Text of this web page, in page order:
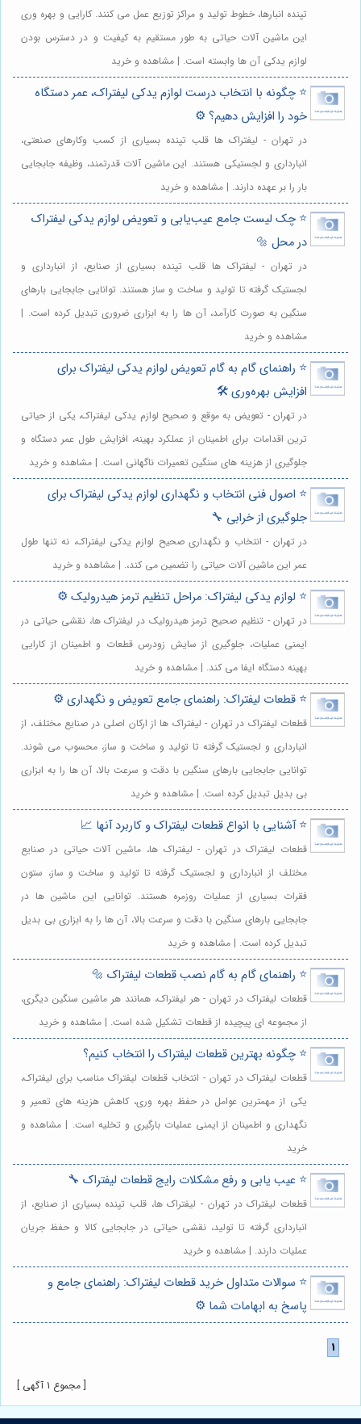
تپنده انبارها، خطوط تولید و مراکز توزیع عمل می کنند. کارایی و بهره وری
این ماشین آلات حیاتی به طور مستقیم به کیفیت و در دسترس بودن
لوازم یدکی آن ها وابسته است. | مشاهده و خرید
⭐️ چگونه با انتخاب درست لوازم یدکی لیفتراک، عمر دستگاه
خود را افزایش دهیم؟ ⚙️
در تهران - لیفتراک ها قلب تپنده بسیاری از کسب وکارهای صنعتی،
انبارداری و لجستیکی هستند. این ماشین آلات قدرتمند، وظیفه جابجایی
بار را بر عهده دارند. | مشاهده و خرید
⭐️ چک لیست جامع عیب‌یابی و تعویض لوازم یدکی لیفتراک
در محل 🔩
در تهران - لیفتراک ها قلب تپنده بسیاری از صنایع، از انبارداری و
لجستیک گرفته تا تولید و ساخت و ساز هستند. توانایی جابجایی بارهای
سنگین به صورت کارآمد، آن ها را به ابزاری ضروری تبدیل کرده است. |
مشاهده و خرید
⭐️ راهنمای گام به گام تعویض لوازم یدکی لیفتراک برای
افزایش بهره‌وری 🛠️
در تهران - تعویض به موقع و صحیح لوازم یدکی لیفتراک، یکی از حیاتی
ترین اقدامات برای اطمینان از عملکرد بهینه، افزایش طول عمر دستگاه و
جلوگیری از هزینه های سنگین تعمیرات ناگهانی است. | مشاهده و خرید
⭐️ اصول فنی انتخاب و نگهداری لوازم یدکی لیفتراک برای
جلوگیری از خرابی 🔧
در تهران - انتخاب و نگهداری صحیح لوازم یدکی لیفتراک، نه تنها طول
عمر این ماشین آلات حیاتی را تضمین می کند،. | مشاهده و خرید
⭐️ لوازم یدکی لیفتراک: مراحل تنظیم ترمز هیدرولیک ⚙️
در تهران - تنظیم صحیح ترمز هیدرولیک در لیفتراک ها، نقشی حیاتی در
ایمنی عملیات، جلوگیری از سایش زودرس قطعات و اطمینان از کارایی
بهینه دستگاه ایفا می کند. | مشاهده و خرید
⭐️ قطعات لیفتراک: راهنمای جامع تعویض و نگهداری ⚙️
قطعات لیفتراک در تهران - لیفتراک ها از ارکان اصلی در صنایع مختلف، از
انبارداری و لجستیک گرفته تا تولید و ساخت و ساز، محسوب می شوند.
توانایی جابجایی بارهای سنگین با دقت و سرعت بالا، آن ها را به ابزاری
بی بدیل تبدیل کرده است. | مشاهده و خرید
⭐️ آشنایی با انواع قطعات لیفتراک و کاربرد آنها 📈
قطعات لیفتراک در تهران - لیفتراک ها، ماشین آلات حیاتی در صنایع
مختلف از انبارداری و لجستیک گرفته تا تولید و ساخت و ساز، ستون
فقرات بسیاری از عملیات روزمره هستند. توانایی این ماشین ها در
جابجایی بارهای سنگین با دقت و سرعت بالا، آن ها را به ابزاری بی بدیل
تبدیل کرده است. | مشاهده و خرید
⭐️ راهنمای گام به گام نصب قطعات لیفتراک 🔩
قطعات لیفتراک در تهران - هر لیفتراک، همانند هر ماشین سنگین دیگری،
از مجموعه ای پیچیده از قطعات تشکیل شده است. | مشاهده و خرید
⭐️ چگونه بهترین قطعات لیفتراک را انتخاب کنیم؟
قطعات لیفتراک در تهران - انتخاب قطعات لیفتراک مناسب برای لیفتراک،
یکی از مهمترین عوامل در حفظ بهره وری، کاهش هزینه های تعمیر و
نگهداری و اطمینان از ایمنی عملیات بارگیری و تخلیه است. | مشاهده و
خرید
⭐️ عیب یابی و رفع مشکلات رایج قطعات لیفتراک 🔧
قطعات لیفتراک در تهران - لیفتراک ها، قلب تپنده بسیاری از صنایع، از
انبارداری گرفته تا تولید، نقشی حیاتی در جابجایی کالا و حفظ جریان
عملیات دارند. | مشاهده و خرید
⭐️ سوالات متداول خرید قطعات لیفتراک: راهنمای جامع و
پاسخ به ابهامات شما ⚙️
[ مجموع 1 آگهی ]